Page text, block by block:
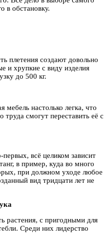
в обстановку.
плетения создают довольно
и хрупкие с виду изделия
до 500 кг.
мебель настолько легка, что
смогут переставить её с
всё целиком зависит
в пример, куда во много
при должном уходе любое
вид тридцати лет не
растения, с пригодными для
Среди них лидерство